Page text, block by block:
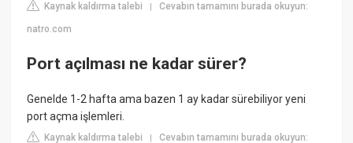
Kaynak kaldırma talebi |Cevabın tamamını burada okuyun:
natro.com
Port açılması ne kadar sürer?
Genelde 1-2 hafta ama bazen 1 ay kadar sürebiliyor yeni
port açma işlemleri.
Kaynak kaldırma talebi |Cevabın tamamını burada okuyun: